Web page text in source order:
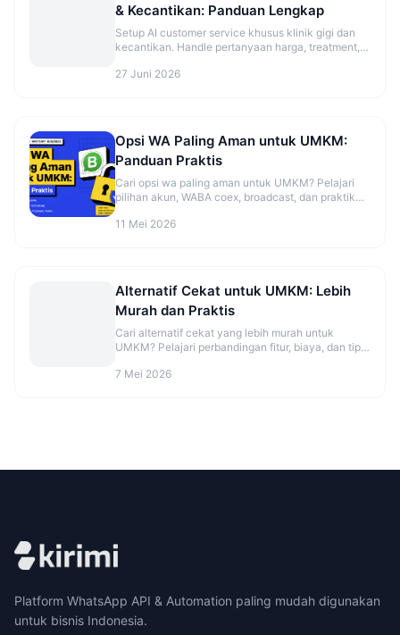
& Kecantikan: Panduan Lengkap
Setup AI customer service khusus klinik gigi dan
kecantikan. Handle pertanyaan harga, treatment,
27 Juni 2026
Opsi WA Paling Aman untuk UMKM:
Panduan Praktis
Cari opsi wa paling aman untuk UMKM? Pelajari
pilihan akun, WABA coex, broadcast, dan praktik
11 Mei 2026
Alternatif Cekat untuk UMKM: Lebih
Murah dan Praktis
Cari alternatif cekat yang lebih murah untuk
UMKM? Pelajari perbandingan fitur, biaya, dan tips
7 Mei 2026
Platform WhatsApp API & Automation paling mudah digunakan
untuk bisnis Indonesia.